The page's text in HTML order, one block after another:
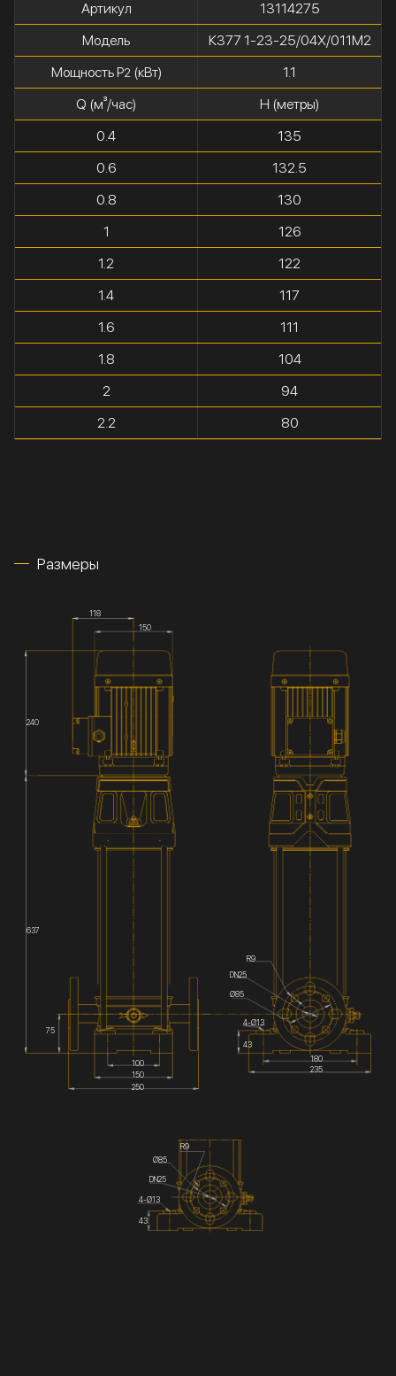
Артикул
13114275
Модель
К377 1-23-25/04Х/011М2
Мощность P2(кВт)
1.1
Q (м³/час)
H (метры)
0.4
135
0.6
132.5
0.8
130
1
126
1.2
122
1.4
117
1.6
111
1.8
104
2
94
2.2
80
Размеры
DN25
118
150
240
637
75
100
150
250
180
235
43
4-Ø13
Ø85
R9
DN25
R9
Ø85
4-Ø13
43